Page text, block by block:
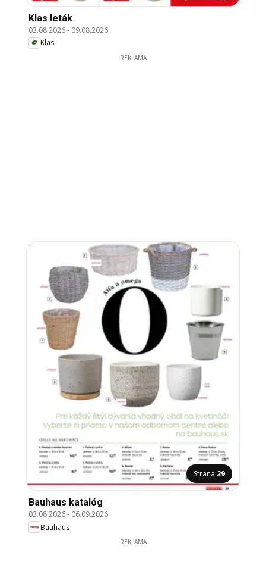
Klas leták
03.08.2026- 09.08.2026
Klas
REKLAMA
Strana 29
Bauhaus katalóg
03.08.2026- 06.09.2026
Bauhaus
REKLAMA